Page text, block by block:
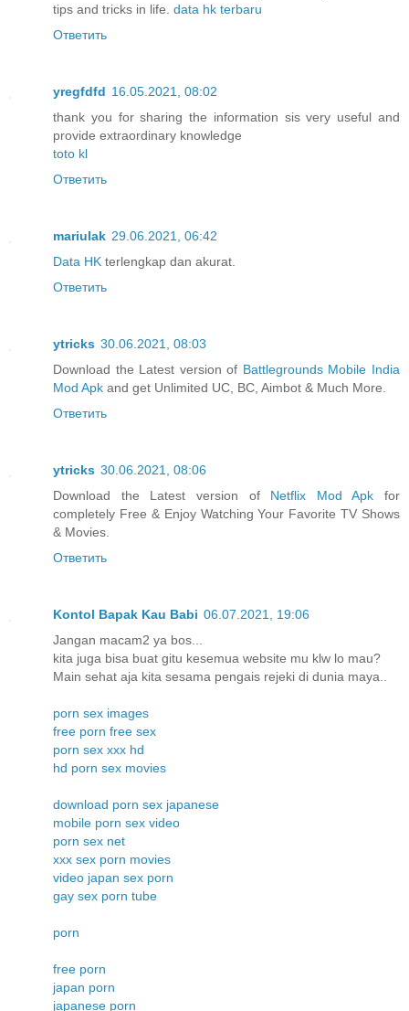
tips and tricks in life. data hk terbaru
Ответить
yregfdfd 16.05.2021, 08:02
thank you for sharing the information sis very useful and
provide extraordinary knowledge
toto kl
Ответить
mariulak 29.06.2021, 06:42
Data HK terlengkap dan akurat.
Ответить
ytricks 30.06.2021, 08:03
Download the Latest version of Battlegrounds Mobile India
Mod Apk and get Unlimited UC, BC, Aimbot & Much More.
Ответить
ytricks 30.06.2021, 08:06
Download the Latest version of Netflix Mod Apk for
completely Free & Enjoy Watching Your Favorite TV Shows
& Movies.
Ответить
Kontol Bapak Kau Babi 06.07.2021, 19:06
Jangan macam2 ya bos...
kita juga bisa buat gitu kesemua website mu klw lo mau?
Main sehat aja kita sesama pengais rejeki di dunia maya..
porn sex images
free porn free sex
porn sex xxx hd
hd porn sex movies
download porn sex japanese
mobile porn sex video
porn sex net
xxx sex porn movies
video japan sex porn
gay sex porn tube
porn
free porn
japan porn
japanese porn